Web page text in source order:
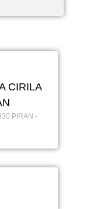
CIRILA
PIRAN -